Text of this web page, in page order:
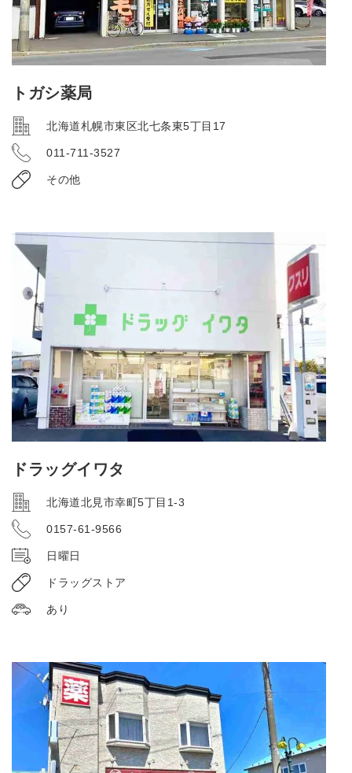
トガシ薬局
北海道札幌市東区北七条東5丁目17
011-711-3527
その他
ドラッグイワタ
北海道北見市幸町5丁目1-3
0157-61-9566
日曜日
ドラッグストア
あり